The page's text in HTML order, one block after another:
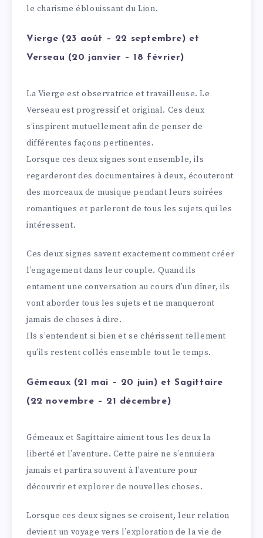
le charisme éblouissant du Lion.
Vierge (23 août – 22 septembre) et
Verseau (20 janvier – 18 février)
La Vierge est observatrice et travailleuse. Le
Verseau est progressif et original. Ces deux
s’inspirent mutuellement afin de penser de
différentes façons pertinentes.
Lorsque ces deux signes sont ensemble, ils
regarderont des documentaires à deux, écouteront
des morceaux de musique pendant leurs soirées
romantiques et parleront de tous les sujets qui les
intéressent.
Ces deux signes savent exactement comment créer
l’engagement dans leur couple. Quand ils
entament une conversation au cours d’un dîner, ils
vont aborder tous les sujets et ne manqueront
jamais de choses à dire.
Ils s’entendent si bien et se chérissent tellement
qu’ils restent collés ensemble tout le temps.
Gémeaux (21 mai – 20 juin) et Sagittaire
(22 novembre – 21 décembre)
Gémeaux et Sagittaire aiment tous les deux la
liberté et l’aventure. Cette paire ne s’ennuiera
jamais et partira souvent à l’aventure pour
découvrir et explorer de nouvelles choses.
Lorsque ces deux signes se croisent, leur relation
devient un voyage vers l’exploration de la vie de